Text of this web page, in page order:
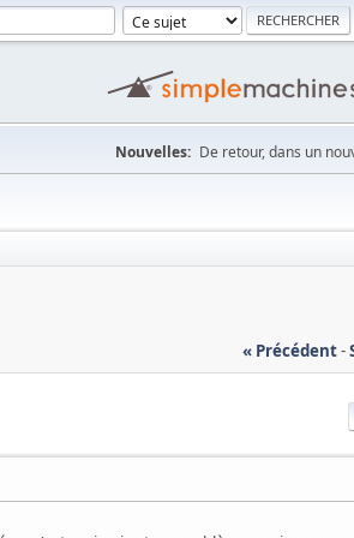
Nouvelles: De retour, dans un
« Précédent-